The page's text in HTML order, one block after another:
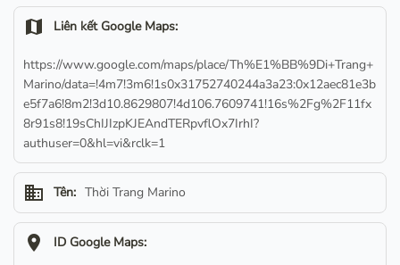
map Liên kết Google Maps:
https://www.google.com/maps/place/Th%E1%BB%9Di+Trang+
Marino/data=!4m7!3m6!1s0x31752740244a3a23:0x12aec81e3b
e5f7a6!8m2!3d10.8629807!4d106.7609741!16s%2Fg%2F11fx
8r91s8!19sChIJIzpKJEAndTERpvflOx7IrhI?
authuser=0&hl=vi&rclk=1
business Tên: Thời Trang Marino
location_on ID Google Maps: